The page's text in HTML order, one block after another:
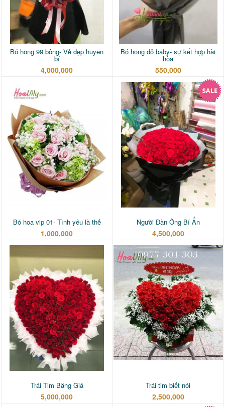
Bó hồng 99 bông- Vẻ đẹp huyền
bí
4,000,000
Bó hồng đỏ baby- sự kết hợp hài
hòa
550,000
Bó hoa vip 01- Tình yêu là thế
1,000,000
Người Đàn Ông Bí Ẩn
4,500,000
Trái Tim Băng Giá
5,000,000
Trái tim biết nói
2,500,000